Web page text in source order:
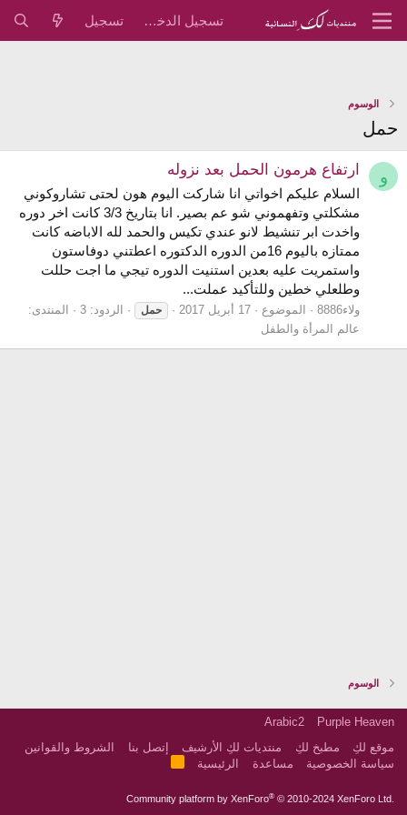
تسجيل الدخول تسجيل
الوسوم
حمل
و ارتفاع هرمون الحمل بعد نزوله
السلام عليكم اخواتي انا شاركت اليوم هون لحتى تشاروكوني
مشكلتي وتفهموني شو عم بصير. انا بتاريخ 3/3 كانت اخر دوره
واخدت ابر تنشيط لانو عندي تكيس والحمد لله الاباضه كانت
ممتازه باليوم 16من الدوره الدكتوره اعطتني دوفاستون
واستمريت عليه بعدين استنيت الدوره تيجي ما اجت حللت
وطلعلي خطين وللتأكيد عملت...
ولاء8886 الموضوع 17 أبريل 2017 حمل الردود: 3
المنتدى:
عالم المرأة والطفل
الوسوم
Purple Heaven
Arabic2
موقع لكِ
مطبخ لكِ منتديات لكِ الأرشيف إتصل بنا
الشروط والقوانين
سياسة الخصوصية
مساعدة الرئيسية
Community platform by XenForo® © 2010-2024 XenForo Ltd.